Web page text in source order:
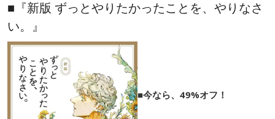
■『新版 ずっとやりたかったことを、やりなさ
い。』
■今なら、49%オフ！